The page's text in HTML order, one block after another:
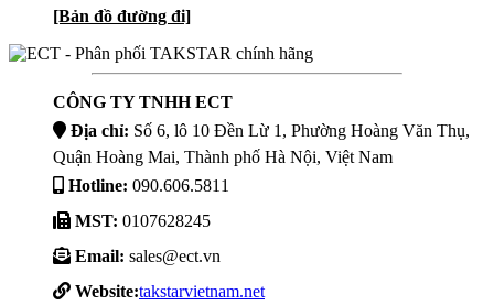
[Bản đồ đường đi]
CÔNG TY TNHH ECT
Địa chỉ: Số 6, lô 10 Đền Lừ 1, Phường Hoàng Văn Thụ,
Quận Hoàng Mai, Thành phố Hà Nội, Việt Nam
Hotline: 090.606.5811
MST: 0107628245
Email: sales@ect.vn
Website:takstarvietnam.net